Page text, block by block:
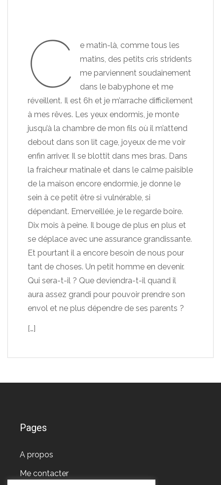
C
e matin-là, comme tous les
matins, des petits cris stridents
me parviennent soudainement
dans le babyphone et me
réveillent. Il est 6h et je m’arrache difficilement
à mes rêves. Les yeux endormis, je monte
jusqu’à la chambre de mon fils où il m’attend
debout dans son lit cage, joyeux de me voir
enfin arriver. Il se blottit dans mes bras. Dans
la fraicheur matinale et dans le calme paisible
de la maison encore endormie, je donne le
sein à ce petit être si vulnérable, si
dépendant. Emerveillée, je le regarde boire.
Dix mois à peine. Il bouge de plus en plus et
se déplace avec une assurance grandissante.
Et pourtant il a encore besoin de nous pour
tant de choses. Un petit homme en devenir.
Qui sera-t-il ? Que deviendra-t-il quand il
aura assez grandi pour pouvoir prendre son
envol et ne plus dépendre de ses parents ?
[…]
Pages
A propos
Me contacter